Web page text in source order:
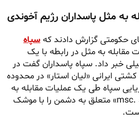
به مثل پاسداران رژیم آخوندی
حکومتی گزارش دادند که سپاه
مقابله به مثل در رابطه با یک
خبر داد. سپاه پاسداران گفت در
ایرانی «لیان استار» در محدوده
سپاه طی یک عملیات مقابله به
مثل، کشتی «msc. sariska» متعلق به دشمن را با موشک